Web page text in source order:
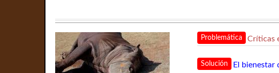
Problemática Críticas
Solución
El bienestar